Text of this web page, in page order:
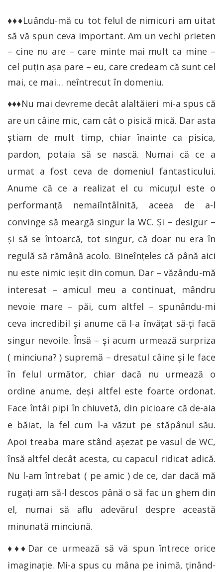
♦♦♦Luându-mă cu tot felul de nimicuri am uitat
să vă spun ceva important. Am un vechi prieten
– cine nu are – care minte mai mult ca mine –
cel puţin aşa pare – eu, care credeam că sunt cel
mai, ce mai… neîntrecut în domeniu.
♦♦♦Nu mai devreme decât alaltăieri mi-a spus că
are un câine mic, cam cât o pisică mică. Dar asta
ştiam de mult timp, chiar înainte ca pisica,
pardon, potaia să se nască. Numai că ce a
urmat a fost ceva de domeniul fantasticului.
Anume că ce a realizat el cu micuţul este o
performanţă nemaiîntâlnită, aceea de a-l
convinge să meargă singur la WC. Şi – desigur –
şi să se întoarcă, tot singur, că doar nu era în
regulă să rămână acolo. Bineînţeles că până aici
nu este nimic ieşit din comun. Dar – văzându-mă
interesat – amicul meu a continuat, mândru
nevoie mare – păi, cum altfel – spunându-mi
ceva incredibil şi anume că l-a învăţat să-ţi facă
singur nevoile. Însă – şi acum urmează surpriza
( minciuna? ) supremă – dresatul câine şi le face
în felul următor, chiar dacă nu urmează o
ordine anume, deşi altfel este foarte ordonat.
Face întâi pipi în chiuvetă, din picioare că de-aia
e băiat, la fel cum l-a văzut pe stăpânul său.
Apoi treaba mare stând aşezat pe vasul de WC,
însă altfel decât acesta, cu capacul ridicat adică.
Nu l-am întrebat ( pe amic ) de ce, dar dacă mă
rugaţi am să-l descos până o să fac un ghem din
el, numai să aflu adevărul despre această
minunată minciună.
♦♦♦Dar ce urmează să vă spun întrece orice
imaginaţie. Mi-a spus cu mâna pe inimă, ţinând-